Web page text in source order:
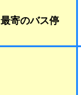
最寄のバス停